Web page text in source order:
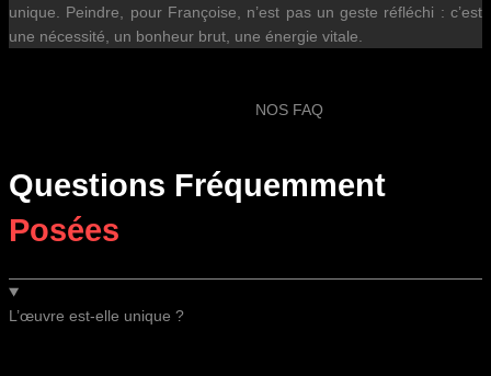
unique. Peindre, pour Françoise, n’est pas un geste réfléchi : c’est
une nécessité, un bonheur brut, une énergie vitale.
NOS FAQ
Questions Fréquemment
Posées
L’œuvre est-elle unique ?